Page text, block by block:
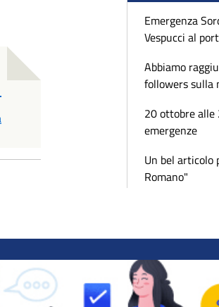
Emergenza
Vespucci al
Abbiamo
followers sulla
20 ottobre alle
emergenze
Un bel articolo
Romano"